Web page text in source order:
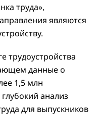
труда»,
являются
трудоустройства
данные о
1,5 млн
анализ
для выпускников